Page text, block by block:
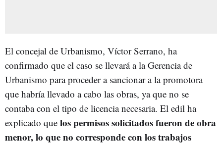
El concejal de Urbanismo, Víctor Serrano, ha
confirmado que el caso se llevará a la Gerencia de
Urbanismo para proceder a sancionar a la promotora
que habría llevado a cabo las obras, ya que no se
contaba con el tipo de licencia necesaria. El edil ha
explicado que los permisos solicitados fueron de obra
menor, lo que no corresponde con los trabajos